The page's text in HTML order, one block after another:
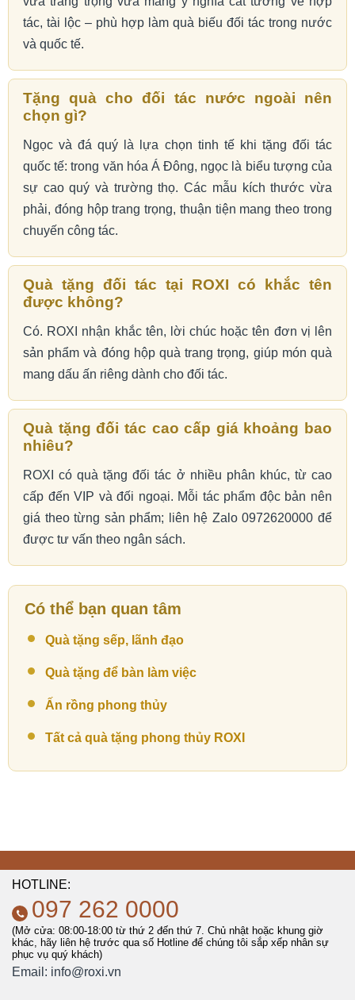
tác, tài lộc – phù hợp làm quà biếu đối tác trong nước
và quốc tế.
Tặng quà cho đối tác nước ngoài nên
chọn gì?
Ngọc và đá quý là lựa chọn tinh tế khi tặng đối tác
quốc tế: trong văn hóa Á Đông, ngọc là biểu tượng của
sự cao quý và trường thọ. Các mẫu kích thước vừa
phải, đóng hộp trang trọng, thuận tiện mang theo trong
chuyến công tác.
Quà tặng đối tác tại ROXI có khắc tên
được không?
Có. ROXI nhận khắc tên, lời chúc hoặc tên đơn vị lên
sản phẩm và đóng hộp quà trang trọng, giúp món quà
mang dấu ấn riêng dành cho đối tác.
Quà tặng đối tác cao cấp giá khoảng bao
nhiêu?
ROXI có quà tặng đối tác ở nhiều phân khúc, từ cao
cấp đến VIP và đối ngoại. Mỗi tác phẩm độc bản nên
giá theo từng sản phẩm; liên hệ Zalo 0972620000 để
được tư vấn theo ngân sách.
Có thể bạn quan tâm
Quà tặng sếp, lãnh đạo
Quà tặng để bàn làm việc
Ấn rồng phong thủy
Tất cả quà tặng phong thủy ROXI
HOTLINE:
097 262 0000
(Mở cửa: 08:00-18:00 từ thứ 2 đến thứ 7. Chủ nhật hoặc khung giờ
khác, hãy liên hệ trước qua số Hotline để chúng tôi sắp xếp nhân sự
phục vụ quý khách)
Email: info@roxi.vn